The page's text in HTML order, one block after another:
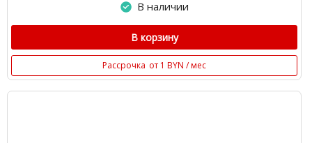
В наличии
В корзину
Рассрочка от 1 BYN / мес